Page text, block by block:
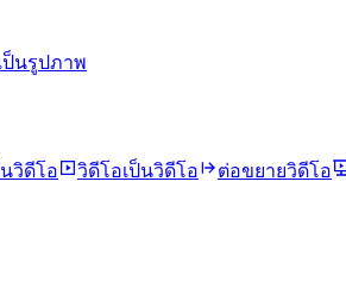
ป็นรูปภาพ
วิดีโอ วิดีโอเป็นวิดีโอ ต่อขยายวิดีโอ